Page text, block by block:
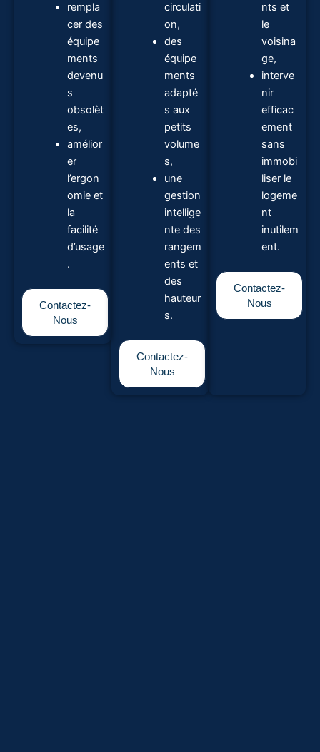
rempla
cer des
équipe
ments
devenu
s
obsolèt
es,
amélior
er
l’ergon
omie et
la
facilité
d’usage
.
Contactez-
Nous
circulati
on,
des
équipe
ments
adapté
s aux
petits
volume
s,
une
gestion
intellige
nte des
rangem
ents et
des
hauteur
s.
Contactez-
Nous
nts et
le
voisina
ge,
interve
nir
efficac
ement
sans
immobi
liser le
logeme
nt
inutilem
ent.
Contactez-
Nous